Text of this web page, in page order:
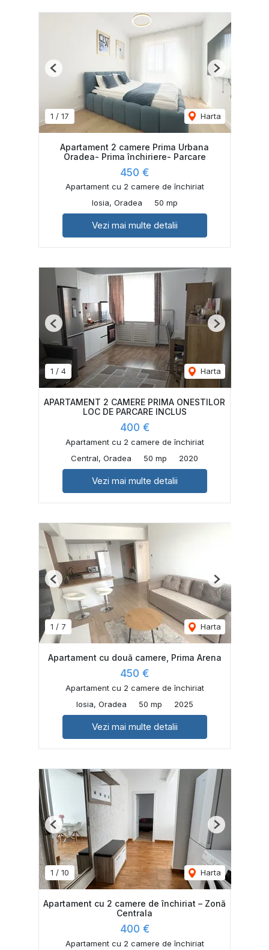
1 / 17 Harta
Previous Next
Apartament 2 camere Prima Urbana
Oradea- Prima închiriere- Parcare
450 €
Apartament cu 2 camere de închiriat
Iosia, Oradea
50 mp
Vezi mai multe detalii
1 / 4 Harta
Previous Next
APARTAMENT 2 CAMERE PRIMA ONESTILOR
LOC DE PARCARE INCLUS
400 €
Apartament cu 2 camere de închiriat
Central, Oradea
50 mp 2020
Vezi mai multe detalii
1 / 7 Harta
Previous Next
Apartament cu două camere, Prima Arena
450 €
Apartament cu 2 camere de închiriat
Iosia, Oradea
50 mp 2025
Vezi mai multe detalii
1 / 10 Harta
Previous Next
Apartament cu 2 camere de închiriat – Zonă
Centrala
400 €
Apartament cu 2 camere de închiriat